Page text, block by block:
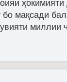
ҳокимияти
мақсади
миллии